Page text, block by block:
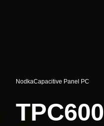
NodkaCapacitive Panel PC